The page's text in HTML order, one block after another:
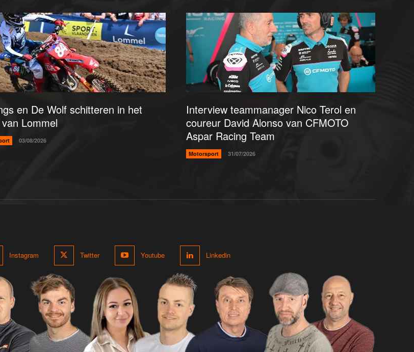
en De Wolf schitteren in het
Lommel
03/08/2026
Interview teammanager Nico Terol en
coureur David Alonso van CFMOTO
Aspar Racing Team
Motorsport 31/07/2026
Instagram Twitter Youtube Linkedin